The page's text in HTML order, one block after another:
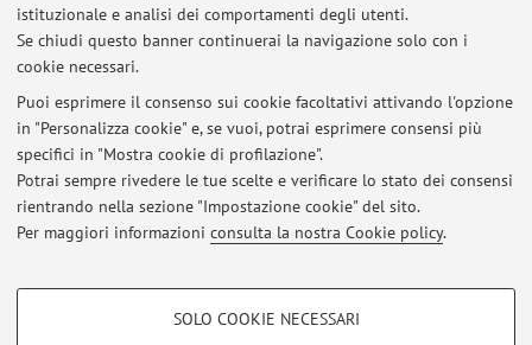
istituzionale e analisi dei comportamenti degli utenti.
Se chiudi questo banner continuerai la navigazione solo con i
cookie necessari.
Puoi esprimere il consenso sui cookie facoltativi attivando l'opzione
in "Personalizza cookie" e, se vuoi, potrai esprimere consensi più
specifici in "Mostra cookie di profilazione".
Potrai sempre rivedere le tue scelte e verificare lo stato dei consensi
rientrando nella sezione "Impostazione cookie" del sito.
Per maggiori informazioni consulta la nostra Cookie policy.
COOKIE DI PROFILAZIONE - FACOLTATIVI
SOLO COOKIE NECESSARI
Ultimi avvisi
Exam 4th of November
Pubblicato il: 04 novembre 2019